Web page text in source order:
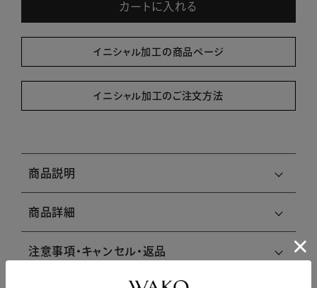
カートに入れる
イニシャル加工の商品ページ
イニシャル加工のご注文方法
商品説明
商品詳細
注意事項・キャンセル・返品